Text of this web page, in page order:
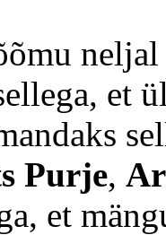
et
Purje,
et